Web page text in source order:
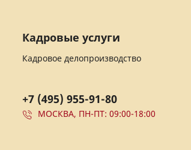
Кадровые услуги
Кадровое делопроизводство
+7 (495) 955-91-80
МОСКВА, ПН-ПТ: 09:00-18:00